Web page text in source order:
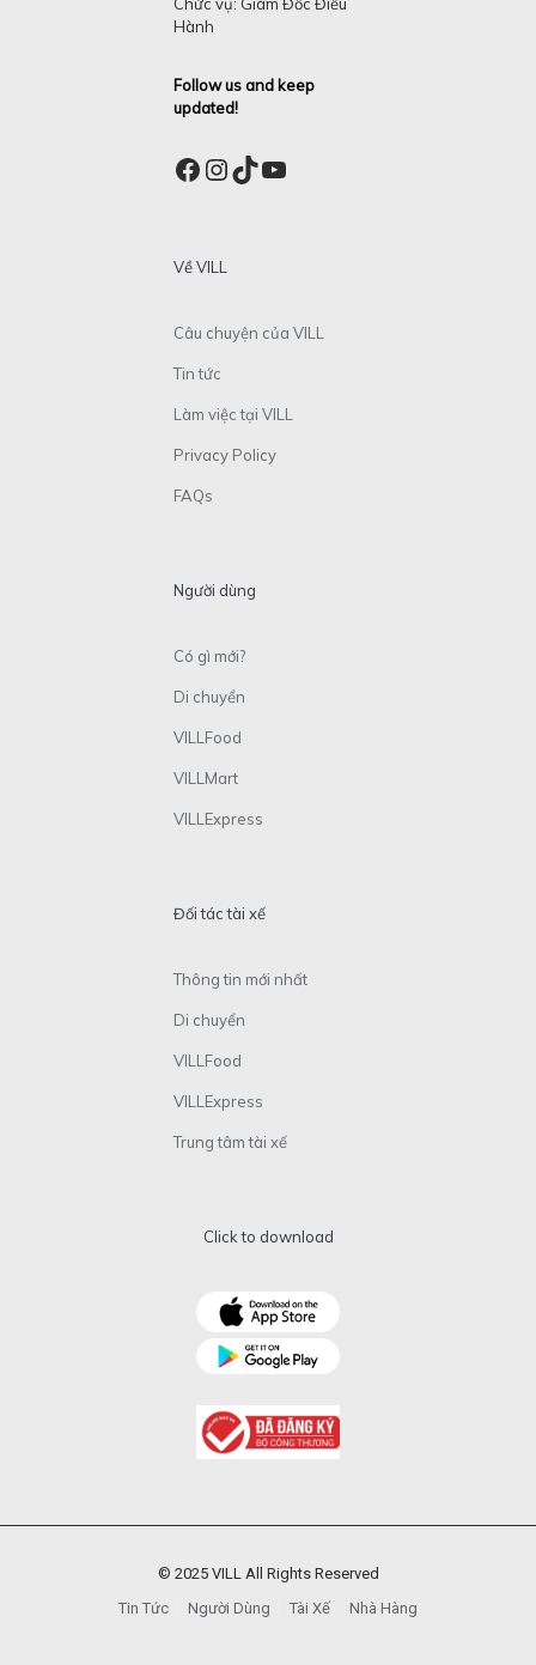
Hành
Follow us and keep
updated!
Facebook
Instagram
TikTok
YouTube
Về VILL
Câu chuyện của VILL
Tin tức
Làm việc tại VILL
Privacy Policy
FAQs
Người dùng
Có gì mới?
Di chuyển
VILLFood
VILLMart
VILLExpress
Đối tác tài xế
Thông tin mới nhất
Di chuyển
VILLFood
VILLExpress
Trung tâm tài xế
Click to download
© 2025 VILL All Rights Reserved
Tin Tức
Người Dùng Tài Xế Nhà Hàng